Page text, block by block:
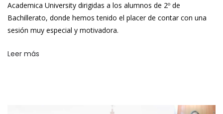
Academica University dirigidas a los alumnos de 2º de
Bachillerato, donde hemos tenido el placer de contar con una
sesión muy especial y motivadora.
Leer más